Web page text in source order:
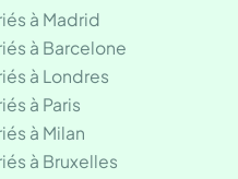
à Madrid
à Barcelone
à Londres
à Paris
à Milan
à Bruxelles